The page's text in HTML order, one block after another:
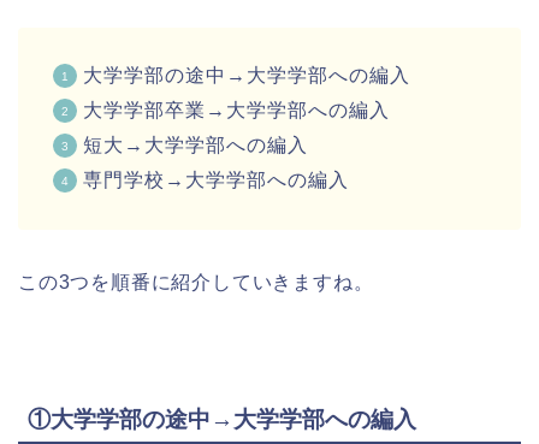
大学学部の途中→大学学部への編入
大学学部卒業→大学学部への編入
短大→大学学部への編入
専門学校→大学学部への編入
この3つを順番に紹介していきますね。
①大学学部の途中→大学学部への編入